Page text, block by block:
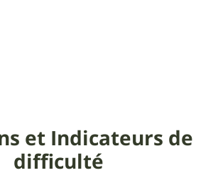
et Indicateurs de
difficulté